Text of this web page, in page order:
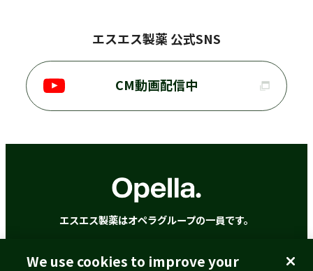
エスエス製薬 公式SNS
CM動画配信中
エスエス製薬はオペラグループの一員です。
ご利用に際して 個人情報の取扱いについて
We use cookies to improve your